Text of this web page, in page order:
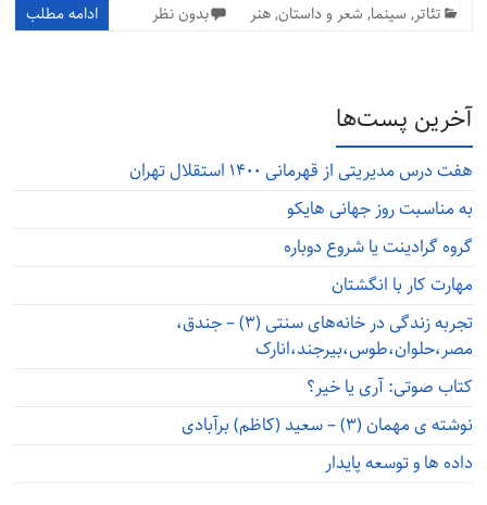
تئاتر, سینما, شعر و داستان,هنر بدون نظر ادامه مطلب
آخرین پست‌ها
هفت درس مدیریتی از قهرمانی ۱۴۰۰ استقلال تهران
به مناسبت روز جهانی هایکو
گروه گرادینت یا شروع دوباره
مهارت کار با انگشتان
تجربه زندگی در خانه‌های سنتی (۳) – جندق،
مصر،حلوان،طوس،بیرجند،انارک
کتاب صوتی: آری یا خیر؟
نوشته ی مهمان (۳) – سعید (کاظم) برآبادی
داده ها و توسعه پایدار